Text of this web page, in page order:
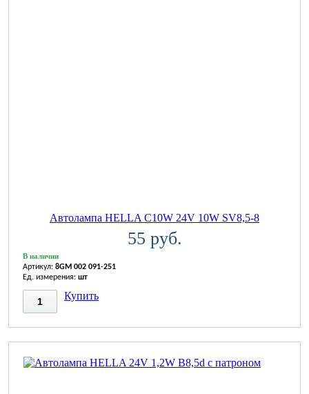
Автолампа HELLA C10W 24V 10W SV8,5-8
55 руб.
В наличии
Артикул: 8GM 002 091-251
Ед. измерения: шт
Купить